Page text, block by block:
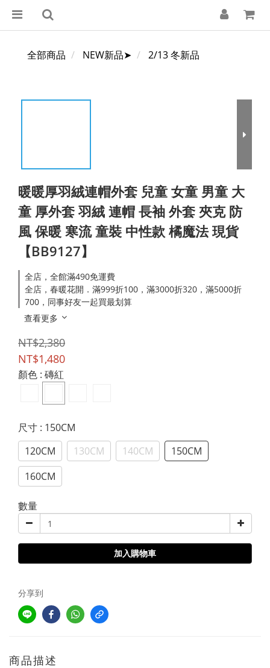
全部商品 NEW新品➤ 2/13 冬新品
暖暖厚羽絨連帽外套 兒童 女童 男童 大
童 厚外套 羽絨 連帽 長袖 外套 夾克 防
風 保暖 寒流 童裝 中性款 橘魔法 現貨
【BB9127】
全店，全館滿490免運費
全店，春暖花開．滿999折100，滿3000折320，滿5000折
700，同事好友一起買最划算
查看更多
NT$2,380
NT$1,480
顏色 : 磚紅
尺寸 : 150CM
120CM
130CM 140CM
150CM
160CM
數量
加入購物車
分享到
商品描述